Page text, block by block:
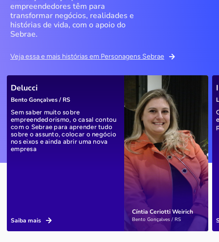
empreendedores têm para
transformar negócios, realidades e
histórias de vida, com o apoio do
Sebrae.
Veja essa e mais histórias em Personagens Sebrae
Cíntia Ceriotti Weirich
Bento Gonçalves / RS
Delucci
Bento Gonçalves / RS
Sem saber muito sobre
empreendedorismo, o casal contou
com o Sebrae para aprender tudo
sobre o assunto, colocar o negócio
nos eixos e ainda abrir uma nova
empresa
Saiba mais